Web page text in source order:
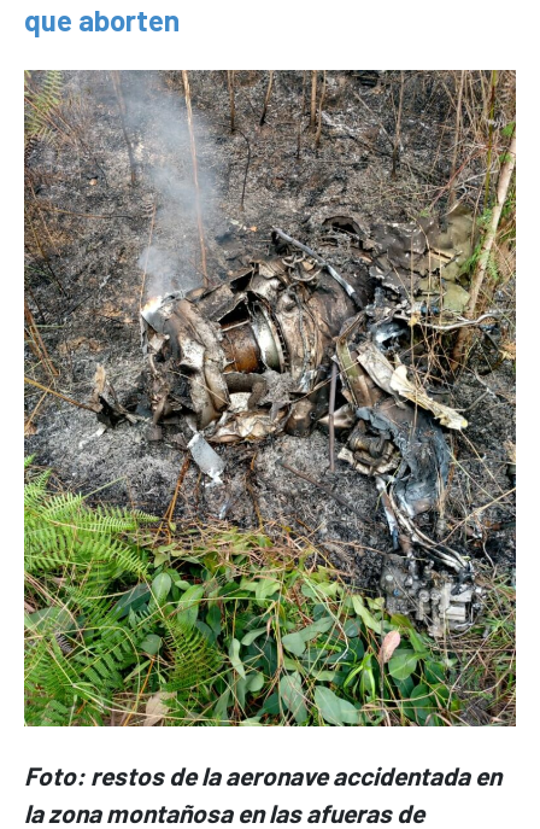
que aborten
Foto: restos de la aeronave accidentada en
la zona montañosa en las afueras de